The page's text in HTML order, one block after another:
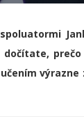
dočítate,